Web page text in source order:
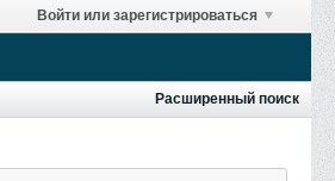
Войти или зарегистрироваться
Расширенный поиск